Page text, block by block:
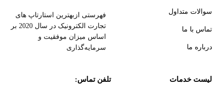
سوالات متداول
تماس با ما
درباره ما
فهرستی ازبهترین استارتاپ های
تجارت الکترونیک در سال 2020 بر
اساس میزان موفقیت و
سرمایه‌گذاری
لیست خدمات تلفن تماس: